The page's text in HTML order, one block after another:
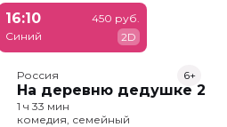
16:10
Синий
450 руб.
2D
Россия
На деревню дедушке 2
6+
1 ч 33 мин
комедия, семейный